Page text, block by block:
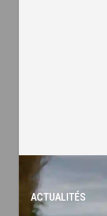
ACTUALITÉS